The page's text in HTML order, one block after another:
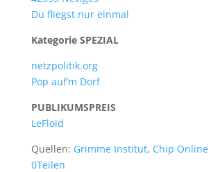
Du fliegst nur einmal
Kategorie SPEZIAL
netzpolitik.org
Pop auf’m Dorf
PUBLIKUMSPREIS
LeFloid
Quellen: Grimme Institut, Chip Online
0Teilen